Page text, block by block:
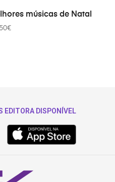
KOŠÍKAmúsicas de Natal
€
EDITORA DISPONÍVEL